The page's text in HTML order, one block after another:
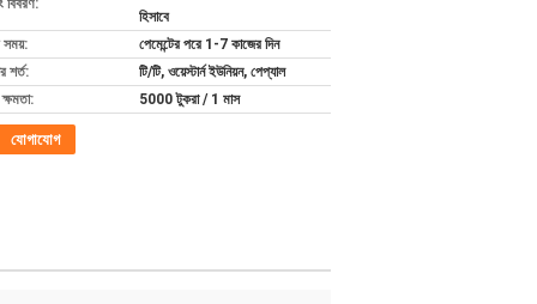
বিবরণ:
হিসাবে
সময়:
পেমেন্টের পরে 1-7 কাজের দিন
শর্ত:
টি/টি, ওয়েস্টার্ন ইউনিয়ন, পেপ্যাল
5000 টুকরা / 1 মাস
যোগাযোগ